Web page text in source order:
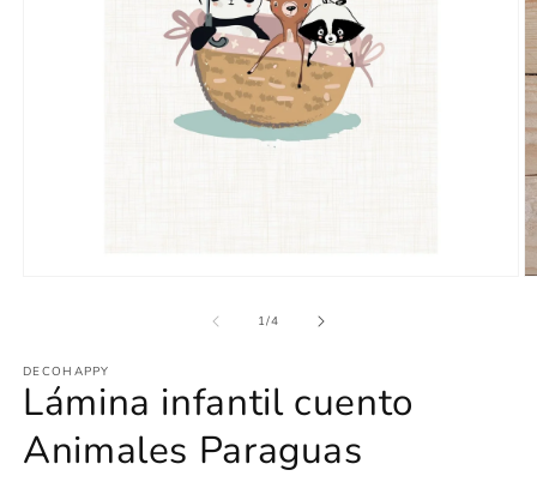
una
ventana
modal
1/de
4
DECOHAPPY
Lámina infantil cuento
Animales Paraguas